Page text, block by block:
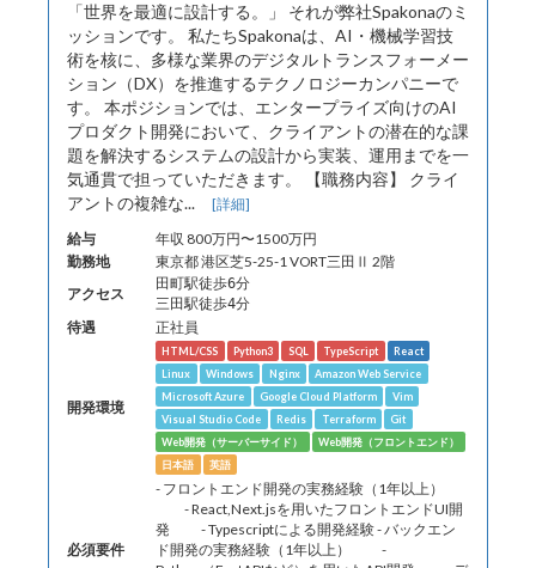
「世界を最適に設計する。」 それが弊社Spakonaのミ
ッションです。 私たちSpakonaは、AI・機械学習技
術を核に、多様な業界のデジタルトランスフォーメー
ション（DX）を推進するテクノロジーカンパニーで
す。 本ポジションでは、エンタープライズ向けのAI
プロダクト開発において、クライアントの潜在的な課
題を解決するシステムの設計から実装、運用までを一
気通貫で担っていただきます。 【職務内容】 クライ
アントの複雑な... [詳細]
給与
年収 800万円〜1500万円
勤務地
東京都 港区芝5-25-1 VORT三田Ⅱ 2階
アクセス
田町駅徒歩6分
三田駅徒歩4分
待遇 正社員
開発環境
HTML/CSS Python3 SQL TypeScript
React
Linux
Windows Nginx
Amazon Web Service
Microsoft Azure
Google Cloud Platform
Vim
Visual Studio Code
Redis Terraform
Git
Web開発（サーバーサイド）
Web開発（フロントエンド）
日本語
英語
必須要件
- フロントエンド開発の実務経験（1年以上）
- React,Next.jsを用いたフロントエンドUI開
発 - Typescriptによる開発経験 - バックエン
ド開発の実務経験（1年以上） -